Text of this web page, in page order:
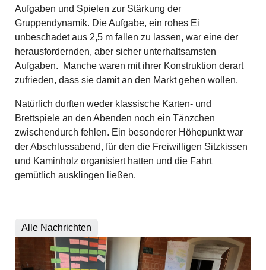
Aufgaben und Spielen zur Stärkung der
Gruppendynamik. Die Aufgabe, ein rohes Ei
unbeschadet aus 2,5 m fallen zu lassen, war eine der
herausfordernden, aber sicher unterhaltsamsten
Aufgaben. Manche waren mit ihrer Konstruktion derart
zufrieden, dass sie damit an den Markt gehen wollen.
Natürlich durften weder klassische Karten- und
Brettspiele an den Abenden noch ein Tänzchen
zwischendurch fehlen. Ein besonderer Höhepunkt war
der Abschlussabend, für den die Freiwilligen Sitzkissen
und Kaminholz organisiert hatten und die Fahrt
gemütlich ausklingen ließen.
Alle Nachrichten